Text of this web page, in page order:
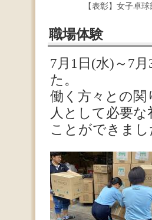
【表彰】女子卓球
職場体験
7月1日(水)～7
た。
働く方々との関
人として必要
ことができまし